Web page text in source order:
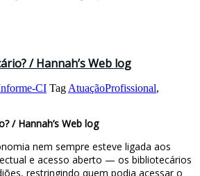
/ Hannah’s Web log
CI Tag AtuaçãoProfissional,
/ Hannah’s Web log
nem sempre esteve ligada aos
e acesso aberto — os bibliotecários
restringindo quem podia acessar o